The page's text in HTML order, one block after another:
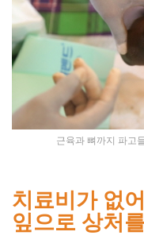
근육과 뼈까지 파고
치료비가 없
잎으로 상처